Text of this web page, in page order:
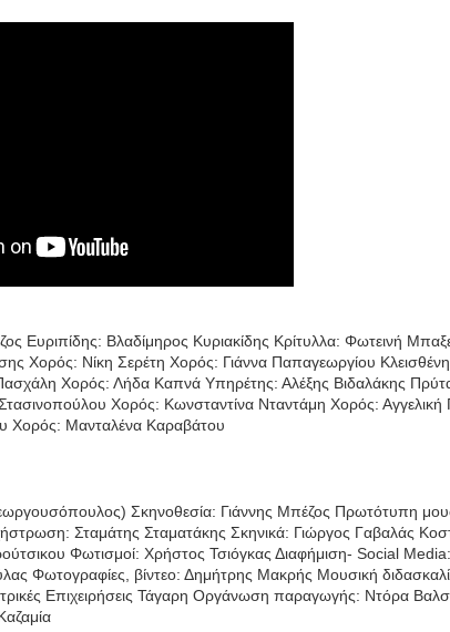
Ευριπίδης: Βλαδίμηρος Κυριακίδης Κρίτυλλα: Φωτεινή
Χορός: Νίκη Σερέτη Χορός: Γιάννα Παπαγεωργίου
Χορός: Λήδα Καπνά Υπηρέτης: Αλέξης Βιδαλάκης
Χορός: Κωνσταντίνα Νταντάμη Χορός:
Χορός: Μανταλένα Καραβάτου
Σκηνοθεσία: Γιάννης Μπέζος Πρωτότυπη
Σταμάτης Σταματάκης Σκηνικά: Γιώργος Γαβαλάς
Φωτισμοί: Χρήστος Τσιόγκας Διαφήμιση- Social
Φωτογραφίες, βίντεο: Δημήτρης Μακρής Μουσική
Επιχειρήσεις Τάγαρη Οργάνωση παραγωγής: Ντόρα